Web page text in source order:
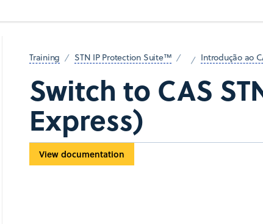
Training STN IP Protection Suite™ Introdução ao
Switch to CAS
Express)
View documentation